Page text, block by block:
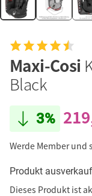
Maxi-Cosi
Black
3%
Werde Member und
Produkt
Dieses Produkt ist